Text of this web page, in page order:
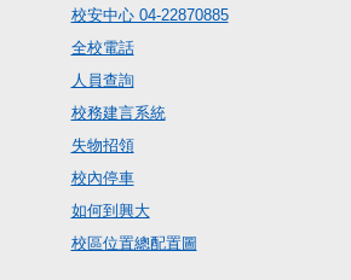
校安中心 04-22870885
全校電話
人員查詢
校務建言系統
失物招領
校內停車
如何到興大
校區位置總配置圖